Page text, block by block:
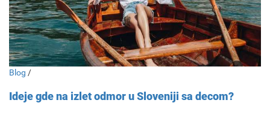
Blog /
Ideje gde na izlet odmor u Sloveniji sa decom?